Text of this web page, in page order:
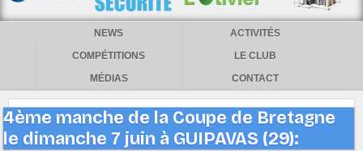
NEWS
ACTIVITÉS
COMPÉTITIONS
LE CLUB
MÉDIAS
CONTACT
4ème manche de la Coupe de Bretagne
le dimanche 7 juin à GUIPAVAS (29):